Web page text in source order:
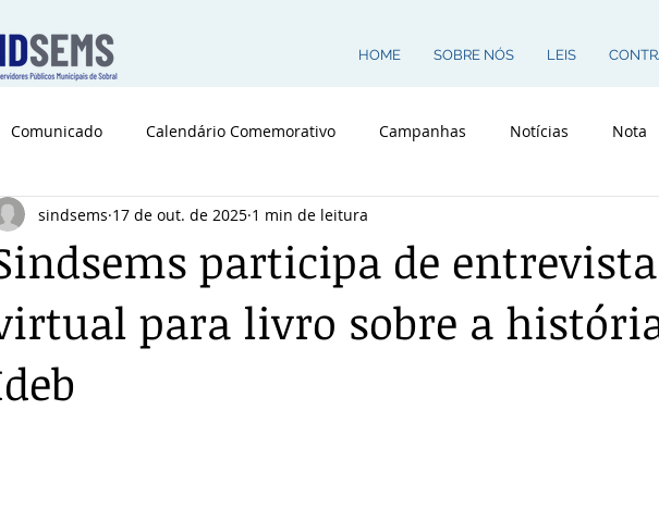
HOME SOBRE NÓS LEIS
Comunicado Calendário Comemorativo Campanhas Notícias Nota
participa de entrevista
para livro sobre a
sindsems 17 de out. de 2025 1 min de leitura